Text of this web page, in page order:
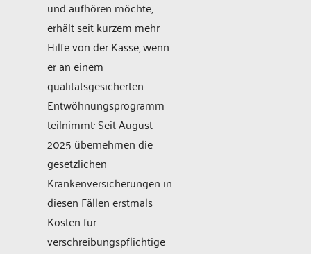
und aufhören möchte,
erhält seit kurzem mehr
Hilfe von der Kasse, wenn
er an einem
qualitätsgesicherten
Entwöhnungsprogramm
teilnimmt: Seit August
2025 übernehmen die
gesetzlichen
Krankenversicherungen in
diesen Fällen erstmals
Kosten für
verschreibungspflichtige